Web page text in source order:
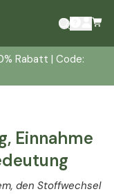
Rabatt | Code:
Einnahme
den Stoffwechsel
von Zink